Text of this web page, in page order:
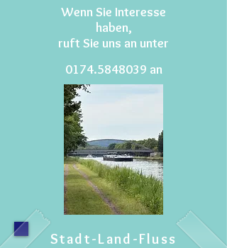
Wenn Sie Interesse
haben,
ruft Sie uns an unter
0174.5848039 an
Stadt-Land-Fluss